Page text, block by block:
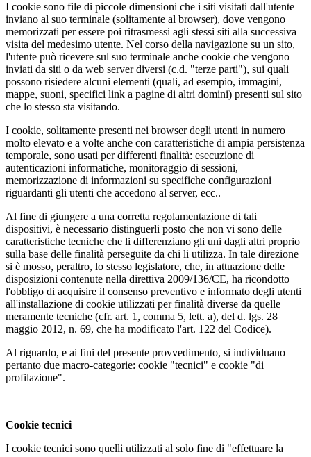
I cookie sono file di piccole dimensioni che i siti visitati dall'utente
inviano al suo terminale (solitamente al browser), dove vengono
memorizzati per essere poi ritrasmessi agli stessi siti alla successiva
visita del medesimo utente. Nel corso della navigazione su un sito,
l'utente può ricevere sul suo terminale anche cookie che vengono
inviati da siti o da web server diversi (c.d. "terze parti"), sui quali
possono risiedere alcuni elementi (quali, ad esempio, immagini,
mappe, suoni, specifici link a pagine di altri domini) presenti sul sito
che lo stesso sta visitando.
I cookie, solitamente presenti nei browser degli utenti in numero
molto elevato e a volte anche con caratteristiche di ampia persistenza
temporale, sono usati per differenti finalità: esecuzione di
autenticazioni informatiche, monitoraggio di sessioni,
memorizzazione di informazioni su specifiche configurazioni
riguardanti gli utenti che accedono al server, ecc..
Al fine di giungere a una corretta regolamentazione di tali
dispositivi, è necessario distinguerli posto che non vi sono delle
caratteristiche tecniche che li differenziano gli uni dagli altri proprio
sulla base delle finalità perseguite da chi li utilizza. In tale direzione
si è mosso, peraltro, lo stesso legislatore, che, in attuazione delle
disposizioni contenute nella direttiva 2009/136/CE, ha ricondotto
l'obbligo di acquisire il consenso preventivo e informato degli utenti
all'installazione di cookie utilizzati per finalità diverse da quelle
meramente tecniche (cfr. art. 1, comma 5, lett. a), del d. lgs. 28
maggio 2012, n. 69, che ha modificato l'art. 122 del Codice).
Al riguardo, e ai fini del presente provvedimento, si individuano
pertanto due macro-categorie: cookie "tecnici" e cookie "di
profilazione".
Cookie tecnici
I cookie tecnici sono quelli utilizzati al solo fine di "effettuare la